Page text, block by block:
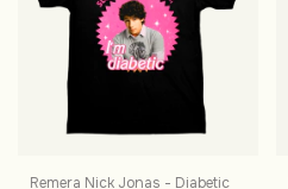
Remera Nick Jonas - Diabetic